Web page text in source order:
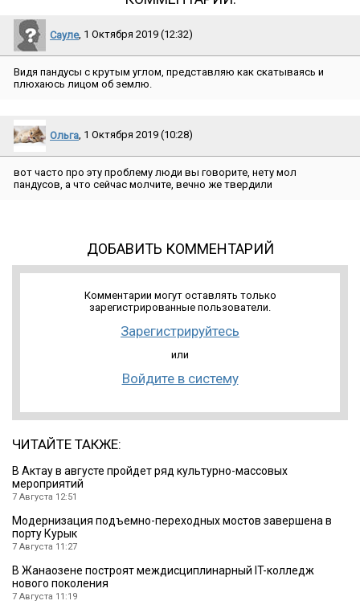
Сауле, 1 Октября 2019 (12:32)
Видя пандусы с крутым углом, представляю как скатываясь и
плюхаюсь лицом об землю.
Ольга, 1 Октября 2019 (10:28)
вот часто про эту проблему люди вы говорите, нету мол
пандусов, а что сейчас молчите, вечно же твердили
ДОБАВИТЬ КОММЕНТАРИЙ
Комментарии могут оставлять только
зарегистрированные пользователи.
Зарегистрируйтесь
или
Войдите в систему
ЧИТАЙТЕ ТАКЖЕ:
В Актау в августе пройдет ряд культурно-массовых
мероприятий
7 Августа 12:51
Модернизация подъемно-переходных мостов завершена в
порту Курык
7 Августа 11:27
В Жанаозене построят междисциплинарный IT-колледж
нового поколения
7 Августа 11:19